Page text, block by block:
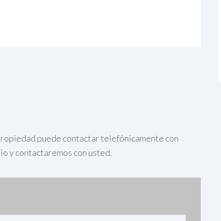
puede contactar telefónicamente con
y contactaremos con usted.